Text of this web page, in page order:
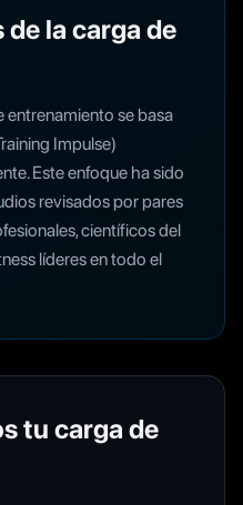
la carga de
entrenamiento se basa
Impulse)
Este enfoque ha sido
revisados por pares
científicos del
líderes en todo el
tu carga de